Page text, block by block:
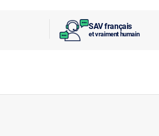
SAV français
et vraiment humain